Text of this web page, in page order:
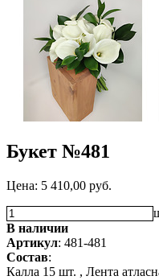
Букет №481
Цена: 5 410,00 руб.
В наличии
Артикул: 481-481
Состав:
Калла 15 шт. , Лента